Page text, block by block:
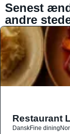
Senest
andre
Restaurant
DanskFine dining